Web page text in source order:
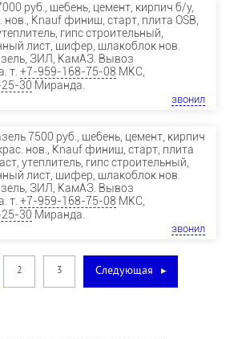
руб., щебень, цемент, кирпич б/у,
нов., Knauf финиш, старт, плита OSB,
гипс строительный,
лист, шифер, шлакоблок нов.
ЗИЛ, КамАЗ. Вывоз
т. +7-959-168-75-08 МКС,
30 Миранда.
звонил
7500 руб., щебень, цемент, кирпич
нов., Knauf финиш, старт, плита
утеплитель, гипс строительный,
лист, шифер, шлакоблок нов.
ЗИЛ, КамАЗ. Вывоз
т. +7-959-168-75-08 МКС,
30 Миранда.
звонил
2 3 Следующая